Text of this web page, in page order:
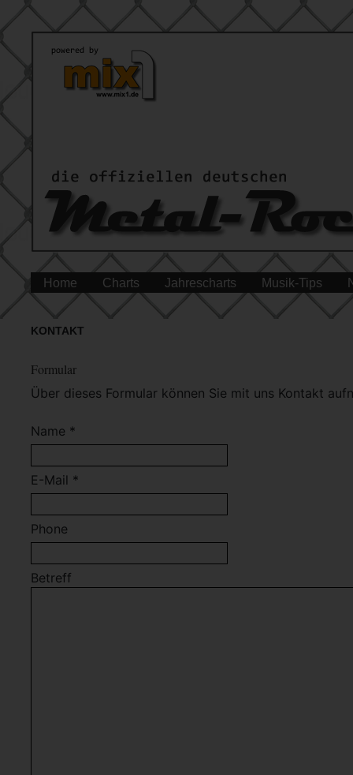
Home Charts Jahrescharts Musik-Tips
KONTAKT
Formular
Über dieses Formular können Sie mit uns Kontakt
Name *
E-Mail *
Phone
Betreff